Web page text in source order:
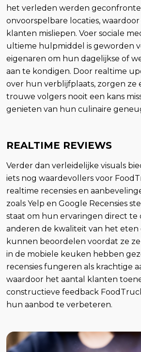
het verleden werden
onvoorspelbare locaties,
klanten misliepen. Voer sociale
ultieme hulpmiddel is geworden
eigenaren om hun dagelijkse of
aan te kondigen. Door realtime
over hun verblijfplaats, zorgen ze
trouwe volgers nooit een kans
genieten van hun culinaire
REALTIME REVIEWS
Verder dan verleidelijke visuals
iets nog waardevollers voor
realtime recensies en
zoals Yelp en Google Recensies
staat om hun ervaringen direct te
anderen de kwaliteit van het eten
kunnen beoordelen voordat ze
in de mobiele keuken hebben
recensies fungeren als krachtige
waardoor het aantal klanten
constructieve feedback
hun aanbod te verbeteren.